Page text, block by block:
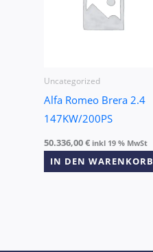
Uncategorized
Alfa Romeo Brera 2.4
147KW/200PS
50.336,00€ inkl 19 % MwSt
IN DEN WARENKORB